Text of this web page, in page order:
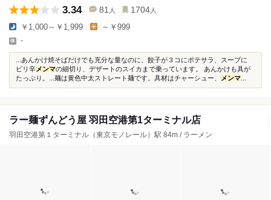
3.34 81 人 1704 人
￥1,000～￥1,999 ～￥999
-
...あんかけ焼そばだけでも充分な量なのに、餃子が３コにポテサラ、スープに
ピリ辛メンマの細切り、デザートのスイカまで乗っています。 あんかけも具が
たっぷり。...麺は黄色中太ストレート麺です。具材はチャーシュー、
メンマ
ラー麺ずんどう屋 羽田空港第1ターミナル店
羽田空港第１ターミナル（東京モノレール）駅 84m / ラーメン